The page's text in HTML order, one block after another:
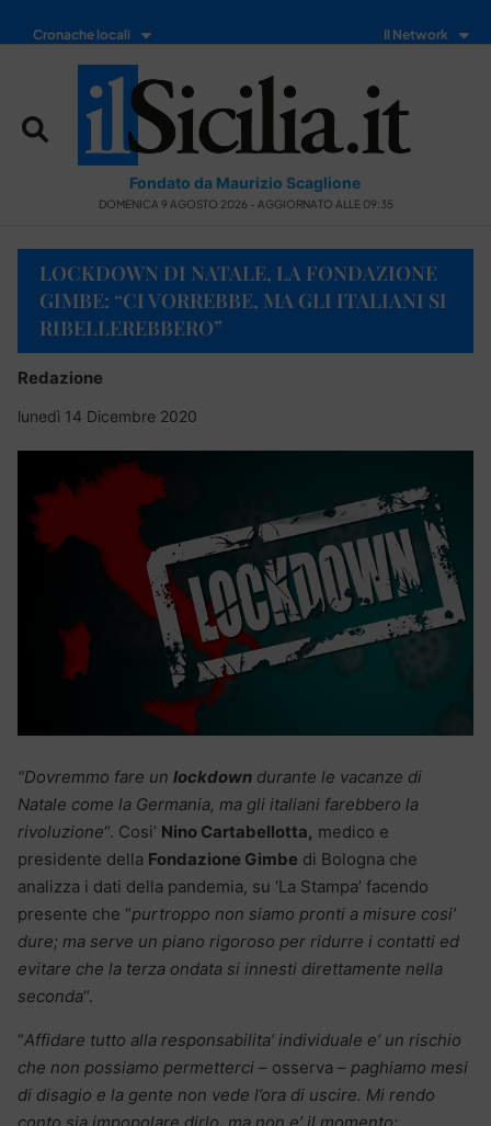
Cronache locali Il Network
Fondato da Maurizio Scaglione
DOMENICA 9 AGOSTO 2026 - AGGIORNATO ALLE 09:35
LOCKDOWN DI NATALE, LA FONDAZIONE
GIMBE: “CI VORREBBE, MA GLI ITALIANI SI
RIBELLEREBBERO”
Redazione
lunedì 14 Dicembre 2020
“Dovremmo fare un lockdown durante le vacanze di
Natale come la Germania, ma gli italiani farebbero la
rivoluzione“. Cosi’ Nino Cartabellotta, medico e
presidente della Fondazione Gimbe di Bologna che
analizza i dati della pandemia, su ‘La Stampa’ facendo
presente che “purtroppo non siamo pronti a misure cosi’
dure; ma serve un piano rigoroso per ridurre i contatti ed
evitare che la terza ondata si innesti direttamente nella
seconda“.
“Affidare tutto alla responsabilita’ individuale e’ un rischio
che non possiamo permetterci – osserva – paghiamo mesi
di disagio e la gente non vede l’ora di uscire. Mi rendo